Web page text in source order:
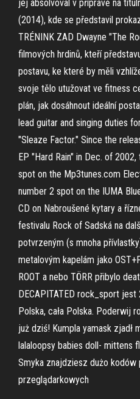
jej absolvoval v přípravě na
(2014), kde se představil
TRÉNINK ZAD Dwayne "The
filmových hrdinů, kteří
postavu, ke které by měli
svoje tělo utužovat ve fitness
plán, jak dosáhnout ideální
lead guitar and singing duties
"Sleaze Factor." Since the
EP "Hard Rain" in Dec. of
spot on the Mp3tunes.com
number 2 spot on the IUMA
CD on Nabroušené kytary a
festivalu Rock of Sadská na
potvrzeným (s mnoha
metalovým kapelám jako
ROOT a nebo TÖRR přibylo
DECAPITATED rock_sport
Polska, cała Polska. Poderwij
już dziś! Kumpla yamask zjadł
lalaloopsy babies doll- mittens
Smyka znajdziesz dużo
przeglądarkowych